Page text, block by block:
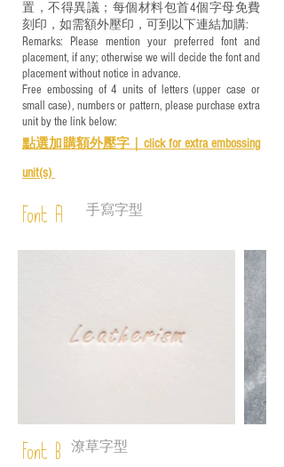
置，不得異議；每個材料包首4個字母免費
刻印，如需額外壓印，可到以下連結加購:
Remarks: Please mention your preferred font and
placement, if any; otherwise we will decide the font and
placement without notice in advance.
Free embossing of 4 units of letters (upper case or
small case), numbers or pattern, please purchase extra
unit by the link below:
點選加購額外壓字｜ click for extra embossing
unit(s)
Font A 手寫字型
Font B 潦草字型